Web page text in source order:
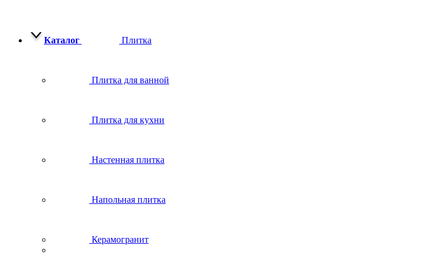
Каталог Плитка
Плитка для ванной
Плитка для кухни
Настенная плитка
Напольная плитка
Керамогранит